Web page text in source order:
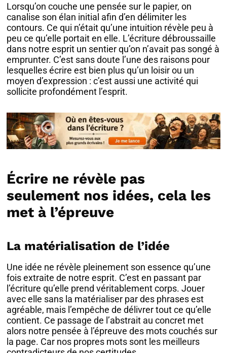
Lorsqu’on couche une pensée sur le papier, on
canalise son élan initial afin d’en délimiter les
contours. Ce qui n’était qu’une intuition révèle peu à
peu ce qu’elle portait en elle. L’écriture débroussaille
dans notre esprit un sentier qu’on n’avait pas songé à
emprunter. C’est sans doute l’une des raisons pour
lesquelles écrire est bien plus qu’un loisir ou un
moyen d’expression : c’est aussi une activité qui
sollicite profondément l’esprit.
Écrire ne révèle pas
seulement nos idées, cela les
met à l’épreuve
La matérialisation de l’idée
Une idée ne révèle pleinement son essence qu’une
fois extraite de notre esprit. C’est en passant par
l’écriture qu’elle prend véritablement corps. Jouer
avec elle sans la matérialiser par des phrases est
agréable, mais l’empêche de délivrer tout ce qu’elle
contient. Ce passage de l’abstrait au concret met
alors notre pensée à l’épreuve des mots couchés sur
la page. Car nos propres mots sont les meilleurs